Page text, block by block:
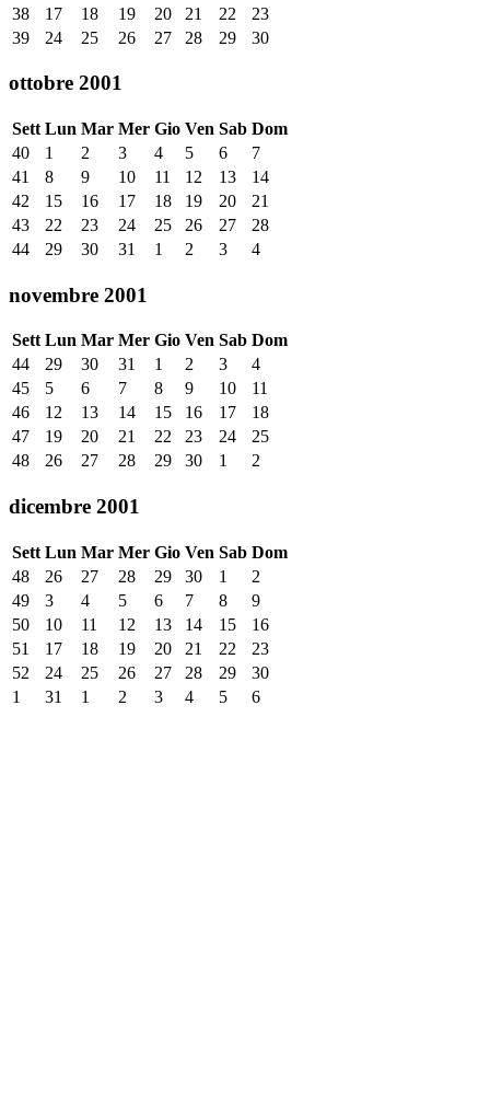
38
17 18 19 20 21 22
23
39
24 25 26 27 28 29 30
ottobre 2001
Sett Lun Mar Mer Gio Ven Sab Dom
40
1 2 3 4 5 6
7
41
8 9 10 11 12 13
14
42
15 16 17 18 19 20
21
43
22 23 24 25 26 27
28
44
29 30 31 1 2 3 4
novembre 2001
Sett Lun Mar Mer Gio Ven Sab Dom
44
29 30 31 1 2 3
4
45
5 6 7 8 9 10
11
46
12 13 14 15 16 17
18
47
19 20 21 22 23 24
25
48
26 27 28 29 30 1 2
dicembre 2001
Sett Lun Mar Mer Gio Ven Sab Dom
48
26 27 28 29 30 1
2
49
3 4 5 6 7 8
9
50
10 11 12 13 14 15
16
51
17 18 19 20 21 22
23
52
24 25 26 27 28 29
30
1
31 1 2 3 4 5 6